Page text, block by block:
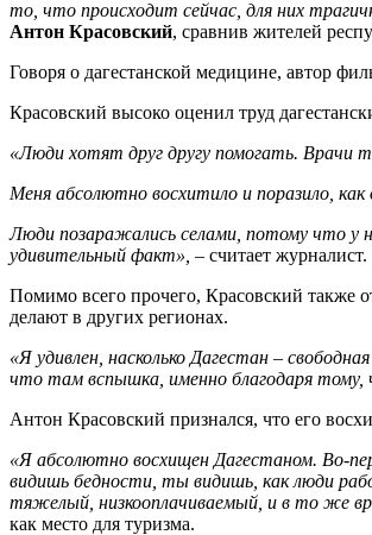
то, что происходит сейчас, для них
Антон Красовский, сравнив жителей
Говоря о дагестанской медицине, автор
Красовский высоко оценил труд
«Люди хотят друг другу помогать. Врачи
Меня абсолютно восхитило и поразило,
Люди позаражались селами, потому что у
удивительный факт», – считает журналист.
Помимо всего прочего, Красовский также
делают в других регионах.
«Я удивлен, насколько Дагестан –
что там вспышка, именно благодаря тому,
Антон Красовский признался, что его
«Я абсолютно восхищен Дагестаном. Во-
видишь бедности, ты видишь, как люди
тяжелый, низкооплачиваемый, и в то же
как место для туризма.